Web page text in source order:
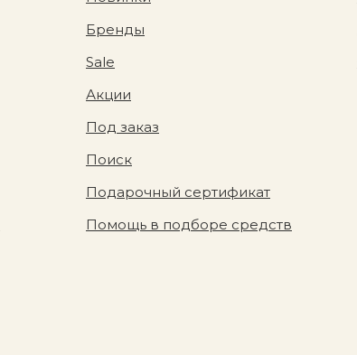
Бренды
Sale
Акции
Под заказ
Поиск
Подарочный сертификат
Помощь в подборе средств